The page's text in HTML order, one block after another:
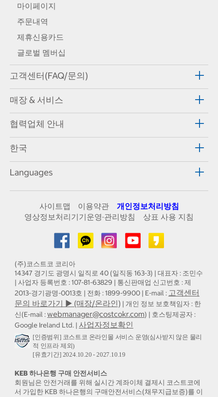
마이페이지
주문내역
제휴신용카드
글로벌 멤버십
고객센터(FAQ/문의)
매장 & 서비스
협력업체 안내
한국
Languages
사이트맵 이용약관
개인정보처리방침
영상정보처리기기운영·관리방침
상표 사용 지침
(주)코스트코 코리아
14347 경기도 광명시 일직로 40 (일직동 163-3) | 대표자 : 조민수
| 사업자 등록번호 : 107-81-63829 | 통신판매업 신고번호 : 제
2013-경기광명-0013호 | 전화 : 1899-9900 | E-mail : 고객센터
문의 바로가기 ▶ (매장/온라인) | 개인 정보 보호책임자 : 한
신(E-mail :webmanager@costcokr.com) | 호스팅제공자 :
Google Ireland Ltd. | 사업자정보확인
[인증범위] 코스트코 온라인몰 서비스 운영(심사받지 않은 물리
적 인프라 제외)
[유효기간] 2024.10.20 - 2027.10.19
KEB 하나은행 구매 안전서비스
회원님은 안전거래를 위해 실시간 계좌이체 결제시 코스트코에
서 가입한 KEB 하나은행의 구매안전서비스(채무지급보증)를 이